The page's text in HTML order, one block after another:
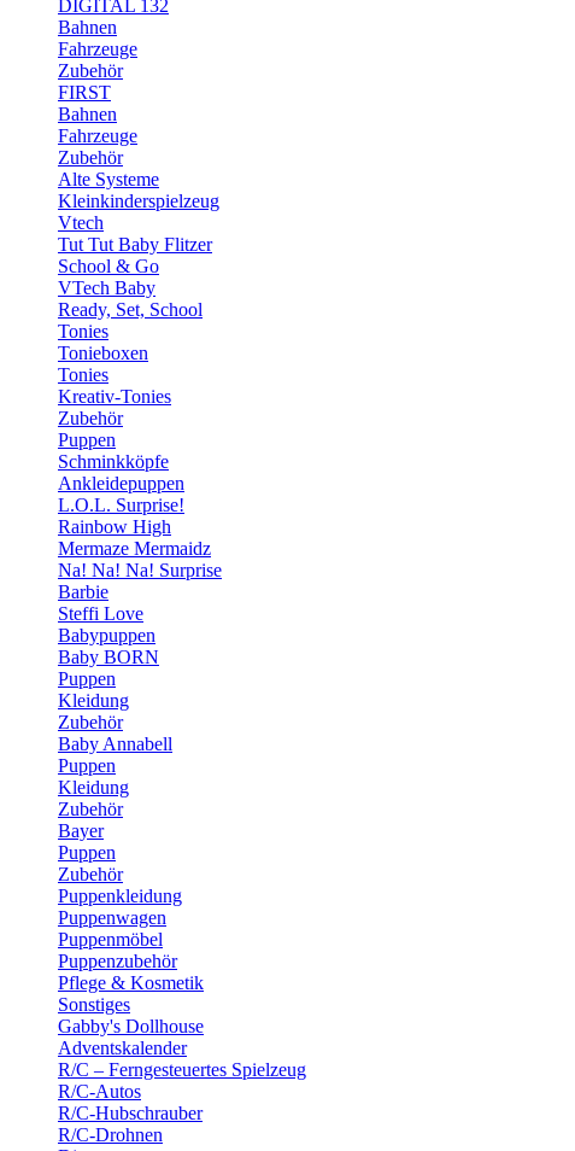
DIGITAL 132
Bahnen
Fahrzeuge
Zubehör
FIRST
Bahnen
Fahrzeuge
Zubehör
Alte Systeme
Kleinkinderspielzeug
Vtech
Tut Tut Baby Flitzer
School & Go
VTech Baby
Ready, Set, School
Tonies
Tonieboxen
Tonies
Kreativ-Tonies
Zubehör
Puppen
Schminkköpfe
Ankleidepuppen
L.O.L. Surprise!
Rainbow High
Mermaze Mermaidz
Na! Na! Na! Surprise
Barbie
Steffi Love
Babypuppen
Baby BORN
Puppen
Kleidung
Zubehör
Baby Annabell
Puppen
Kleidung
Zubehör
Bayer
Puppen
Zubehör
Puppenkleidung
Puppenwagen
Puppenmöbel
Puppenzubehör
Pflege & Kosmetik
Sonstiges
Gabby's Dollhouse
Adventskalender
R/C – Ferngesteuertes Spielzeug
R/C-Autos
R/C-Hubschrauber
R/C-Drohnen